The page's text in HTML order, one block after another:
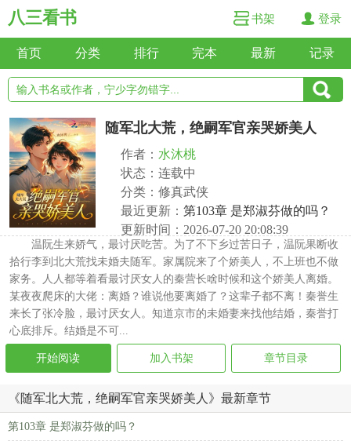
八三看书 书架 登录
首页 分类 排行 完本 最新 记录
随军北大荒，绝嗣军官亲哭娇美人
作者： 水沐桃
状态：连载中
分类：修真武侠
最近更新： 第103章 是郑淑芬做的吗？
更新时间：2026-07-20 20:08:39
温阮生来娇气，最讨厌吃苦。为了不下乡过苦日子，温阮果断收
拾行李到北大荒找未婚夫随军。家属院来了个娇美人，不上班也不做
家务。人人都等着看最讨厌女人的秦营长啥时候和这个娇美人离婚。
某夜夜爬床的大佬：离婚？谁说他要离婚了？这辈子都不离！秦誉生
来长了张冷脸，最讨厌女人。知道京市的未婚妻来找他结婚，秦誉打
心底排斥。结婚是不可...
开始阅读 加入书架 章节目录
《随军北大荒，绝嗣军官亲哭娇美人》最新章节
第103章 是郑淑芬做的吗？